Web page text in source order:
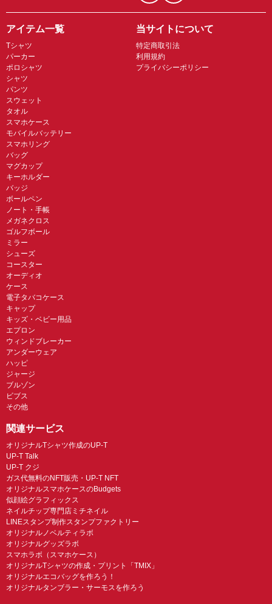
アイテム一覧
Tシャツ
パーカー
ポロシャツ
シャツ
パンツ
スウェット
タオル
スマホケース
モバイルバッテリー
スマホリング
バッグ
マグカップ
キーホルダー
バッジ
ボールペン
ノート・手帳
メガネクロス
ゴルフボール
ミラー
シューズ
コースター
オーディオ
ケース
電子タバコケース
キャップ
キッズ・ベビー用品
エプロン
ウィンドブレーカー
アンダーウェア
ハッピ
ジャージ
ブルゾン
ビブス
その他
当サイトについて
特定商取引法
利用規約
プライバシーポリシー
関連サービス
オリジナルTシャツ作成のUP-T
UP-T Talk
UP-T クジ
ガス代無料のNFT販売・UP-T NFT
オリジナルスマホケースのBudgets
似顔絵グラフィックス
ネイルチップ専門店ミチネイル
LINEスタンプ制作スタンプファクトリー
オリジナルノベルティラボ
オリジナルグッズラボ
スマホラボ（スマホケース）
オリジナルTシャツの作成・プリント「TMIX」
オリジナルエコバッグを作ろう！
オリジナルタンブラー・サーモスを作ろう